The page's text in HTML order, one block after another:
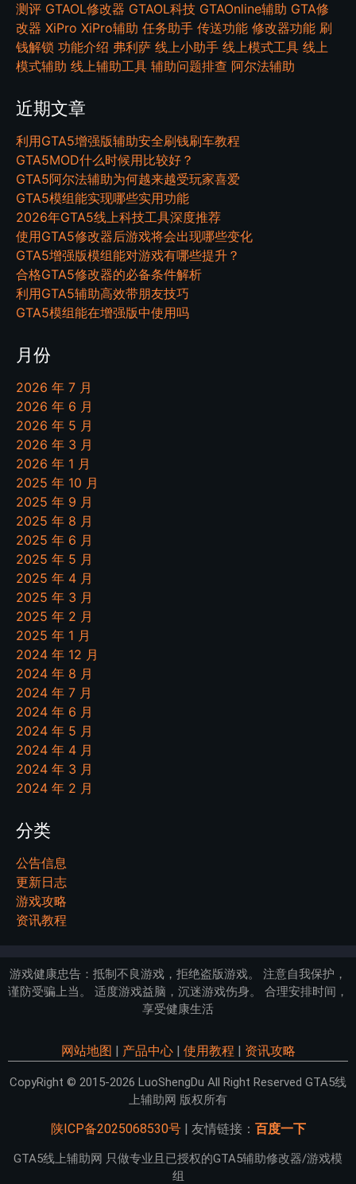
测评 GTAOL修改器 GTAOL科技 GTAOnline辅助 GTA修
改器 XiPro XiPro辅助 任务助手 传送功能 修改器功能 刷
钱解锁 功能介绍 弗利萨 线上小助手 线上模式工具 线上
模式辅助 线上辅助工具 辅助问题排查 阿尔法辅助
近期文章
利用GTA5增强版辅助安全刷钱刷车教程
GTA5MOD什么时候用比较好？
GTA5阿尔法辅助为何越来越受玩家喜爱
GTA5模组能实现哪些实用功能
2026年GTA5线上科技工具深度推荐
使用GTA5修改器后游戏将会出现哪些变化
GTA5增强版模组能对游戏有哪些提升？
合格GTA5修改器的必备条件解析
利用GTA5辅助高效带朋友技巧
GTA5模组能在增强版中使用吗
月份
2026 年 7 月
2026 年 6 月
2026 年 5 月
2026 年 3 月
2026 年 1 月
2025 年 10 月
2025 年 9 月
2025 年 8 月
2025 年 6 月
2025 年 5 月
2025 年 4 月
2025 年 3 月
2025 年 2 月
2025 年 1 月
2024 年 12 月
2024 年 8 月
2024 年 7 月
2024 年 6 月
2024 年 5 月
2024 年 4 月
2024 年 3 月
2024 年 2 月
分类
公告信息
更新日志
游戏攻略
资讯教程
游戏健康忠告：抵制不良游戏，拒绝盗版游戏。 注意自我保护，
谨防受骗上当。 适度游戏益脑，沉迷游戏伤身。 合理安排时间，
享受健康生活
网站地图 | 产品中心| 使用教程 | 资讯攻略
CopyRight © 2015-2026 LuoShengDu All Right Reserved GTA5线
上辅助网 版权所有
陕ICP备2025068530号| 友情链接： 百度一下
GTA5线上辅助网 只做专业且已授权的GTA5辅助修改器/游戏模
组